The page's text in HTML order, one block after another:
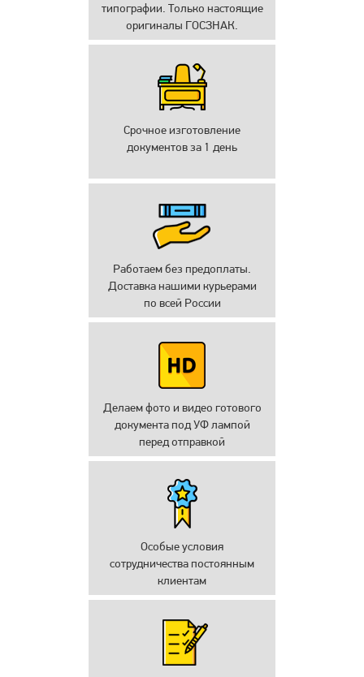
типографии. Только настоящие
оригиналы ГОСЗНАК.
Срочное изготовление
документов за 1 день
Работаем без предоплаты.
Доставка нашими курьерами
по всей России
Делаем фото и видео готового
документа под УФ лампой
перед отправкой
Особые условия
сотрудничества постоянным
клиентам